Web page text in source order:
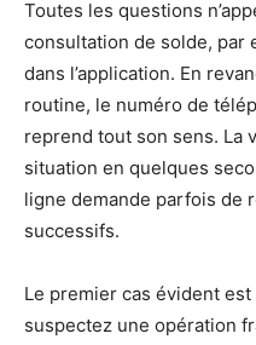
Toutes les questions
consultation de solde, par
dans l’application. En
routine, le numéro de
reprend tout son sens. La
situation en quelques
ligne demande parfois de
successifs.
Le premier cas évident est
suspectez une opération